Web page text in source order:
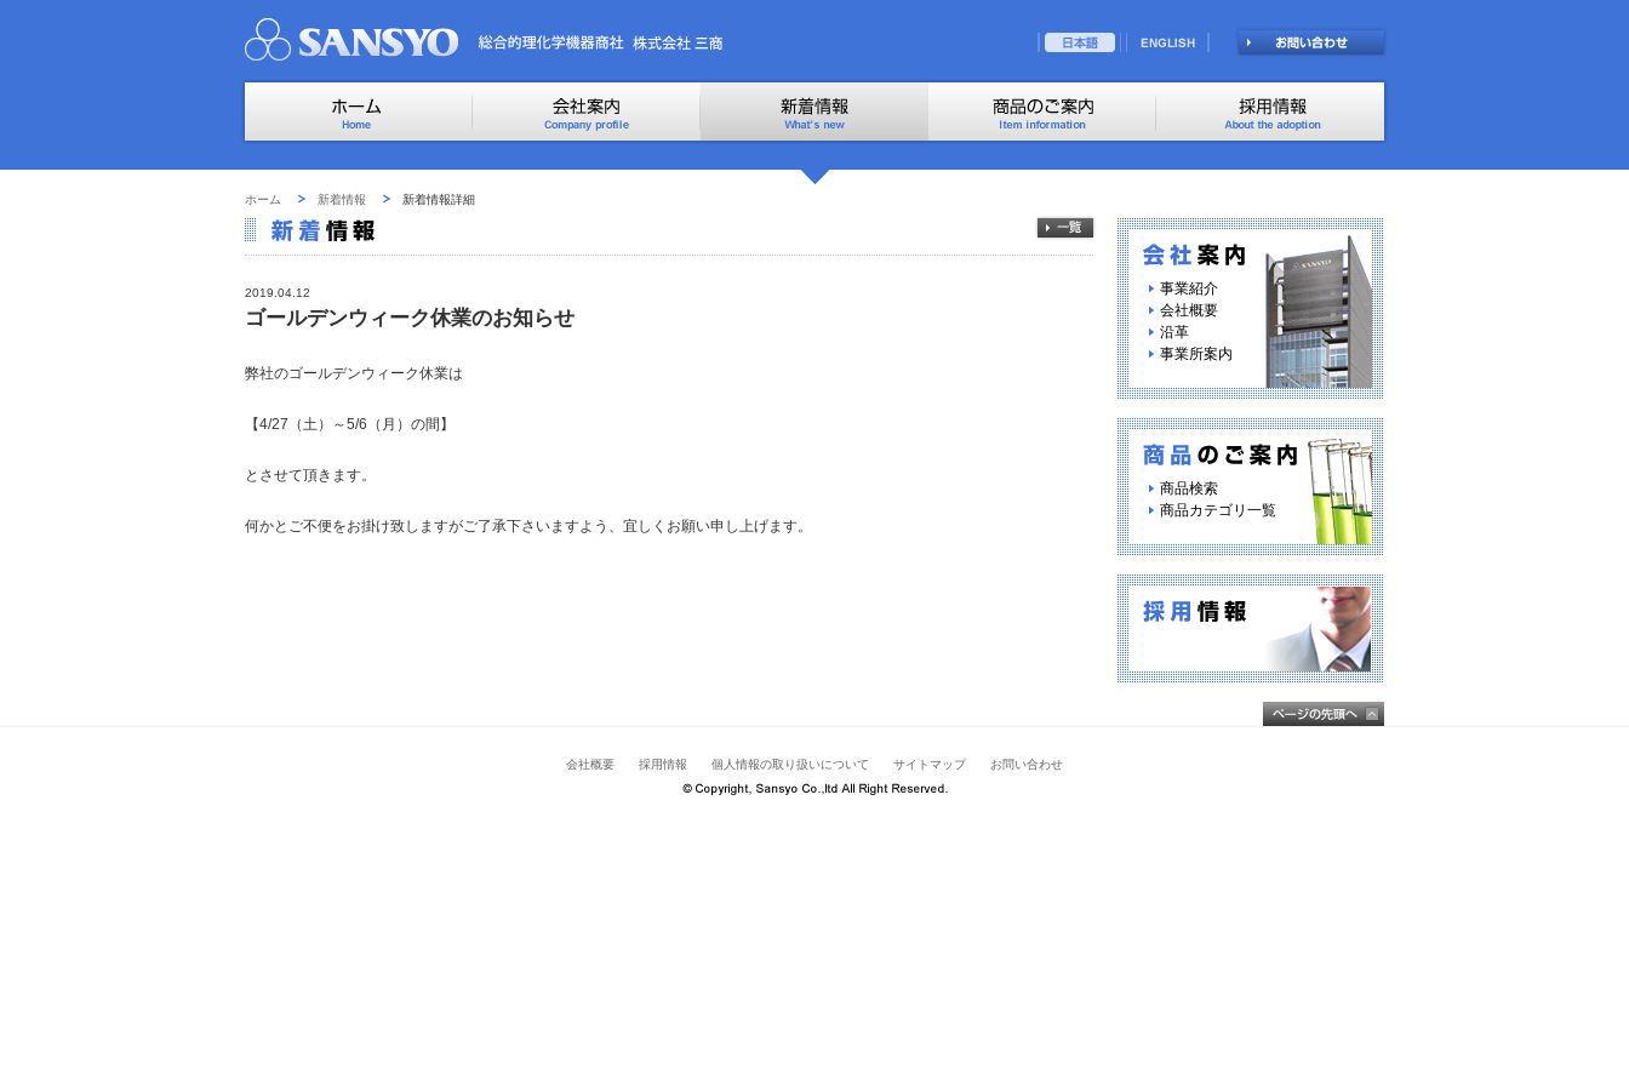
ホーム 新着情報 新着情報詳細
事業紹介
会社概要
沿革
事業所案内
商品検索
商品カテゴリ一覧
2019.04.12
ゴールデンウィーク休業のお知らせ
弊社のゴールデンウィーク休業は
【4/27（土）～5/6（月）の間】
とさせて頂きます。
何かとご不便をお掛け致しますがご了承下さいますよう、宜しくお願い申し上げます。
会社概要 採用情報 個人情報の取り扱いについて サイトマップ お問い合わせ